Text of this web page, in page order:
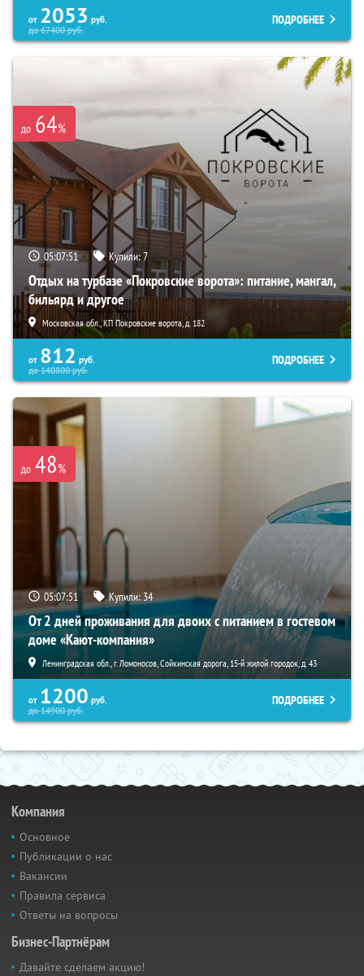
от 2053 руб.
до67400руб.
ПОДРОБНЕЕ
до 64%
05:07:50 Купили:7
Отдых на турбазе «Покровские ворота»: питание, мангал,
бильярд и другое
Московская обл., КП Покровские ворота, д. 182
от 812 руб.
до140800руб.
ПОДРОБНЕЕ
до 48%
05:07:50 Купили:34
От 2 дней проживания для двоих с питанием в гостевом
доме «Кают-компания»
Ленинградская обл., г. Ломоносов, Сойкинская дорога, 15-й жилой городок, д. 43
от 1200 руб.
до14900руб.
ПОДРОБНЕЕ
Компания
Основное
Публикации о нас
Вакансии
Правила сервиса
Ответы на вопросы
Бизнес-Партнёрам
Давайте сделаем акцию!